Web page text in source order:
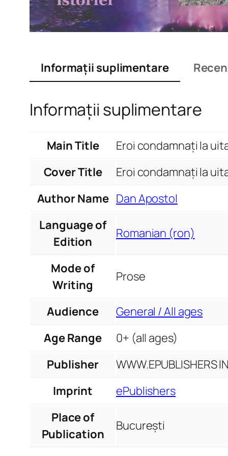
Informații suplimentare
Informații suplimentare
Main Title
Eroi condamnați la
Cover Title
Eroi condamnați la
Author Name Dan Apostol
Language of
Edition
Romanian (ron)
Mode of
Writing
Prose
Audience
General / All ages
Age Range
0+ (all ages)
Publisher
WWW.EPUBLISHERS
Imprint
ePublishers
Place of
Publication
București